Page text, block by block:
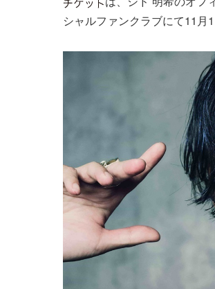
シャルファンクラブにて11月